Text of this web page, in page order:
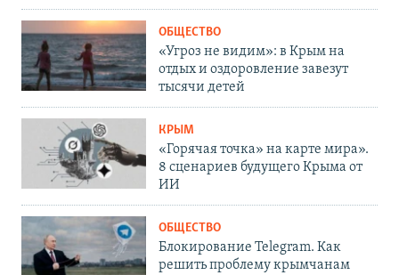
ОБЩЕСТВО
«Угроз не видим»: в Крым на
отдых и оздоровление завезут
тысячи детей
КРЫМ
«Горячая точка» на карте мира».
8 сценариев будущего Крыма от
ИИ
ОБЩЕСТВО
Блокирование Telegram. Как
решить проблему крымчанам